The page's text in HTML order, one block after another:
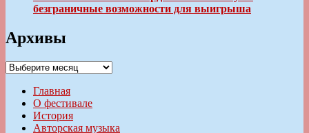
безграничные возможности для выигрыша
Архивы
Архивы
Главная
О фестивале
История
Авторская музыка